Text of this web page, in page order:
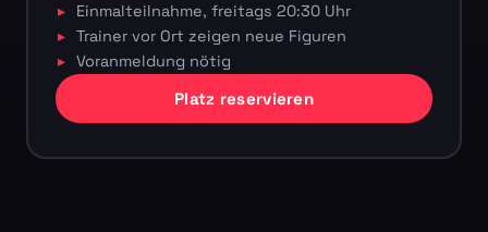
Einmalteilnahme, freitags 20:30 Uhr
Trainer vor Ort zeigen neue Figuren
Voranmeldung nötig
Platz reservieren